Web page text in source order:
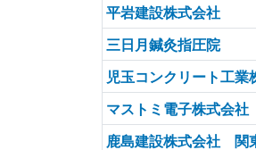
平岩建設株式会社
三日月鍼灸指圧院
児玉コンクリート工
マストミ電子株式会社
鹿島建設株式会社 関